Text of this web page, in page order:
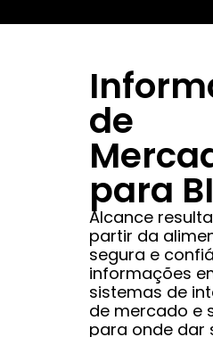
de
para BI
Alcance
partir da
segura e
informações
sistemas de
de mercado e
para onde dar